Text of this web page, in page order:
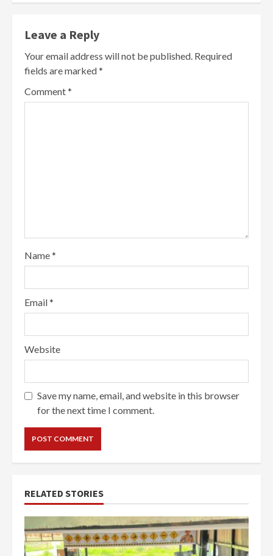
Leave a Reply
Your email address will not be published. Required
fields are marked*
Comment*
Name*
Email*
Website
Save my name, email, and website in this browser
for the next time I comment.
RELATED STORIES